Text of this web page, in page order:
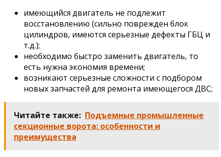
имеющийся двигатель не подлежит
восстановлению (сильно поврежден блок
цилиндров, имеются серьезные дефекты ГБЦ и
т.д.);
необходимо быстро заменить двигатель, то
есть нужна экономия времени;
возникают серьезные сложности с подбором
новых запчастей для ремонта имеющегося ДВС;
Читайте также: Подъемные промышленные
секционные ворота: особенности и
преимущества